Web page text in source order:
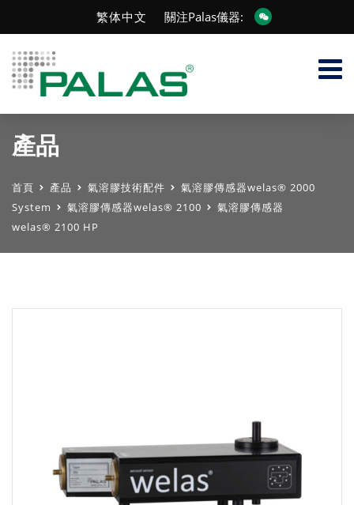
繁体中文 關注Palas儀器:
產品
首頁 產品 氣溶膠技術配件
氣溶膠傳感器welas® 2000
System
氣溶膠傳感器welas® 2100
氣溶膠傳感器
welas® 2100 HP